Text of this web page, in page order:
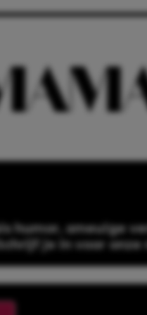
humor, smeuïge
je in voor onze
Email